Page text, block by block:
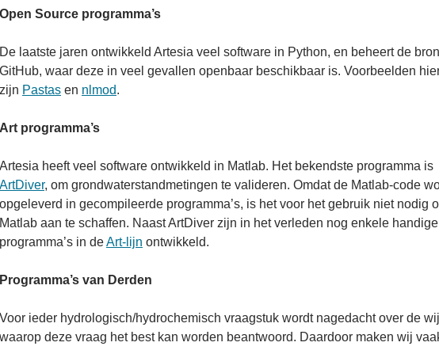
Open Source programma’s
De laatste jaren ontwikkeld Artesia veel software in Python, en beheert de
GitHub, waar deze in veel gevallen openbaar beschikbaar is. Voorbeelden
zijn Pastas en nlmod.
Art programma’s
Artesia heeft veel software ontwikkeld in Matlab. Het bekendste programma is
ArtDiver, om grondwaterstandmetingen te valideren. Omdat de Matlab-code
opgeleverd in gecompileerde programma’s, is het voor het gebruik niet nodig
Matlab aan te schaffen. Naast ArtDiver zijn in het verleden nog enkele handige
programma’s in deArt-lijn ontwikkeld.
Programma’s van Derden
Voor ieder hydrologisch/hydrochemisch vraagstuk wordt nagedacht over de
waarop deze vraag het best kan worden beantwoord. Daardoor maken wij